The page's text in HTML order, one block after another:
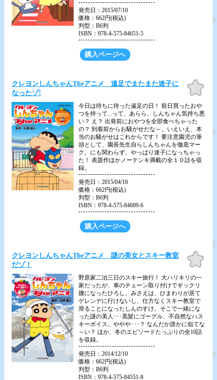
発売日：2015/07/10
価格：662円(税込)
判型：B6判
ISBN：978-4-575-84651-5
購入ページへ
クレヨンしんちゃんTheアニメ 遠足でまたまた迷子に
なったゾ!
お気
に入
今日は待ちに待った遠足の日！ 前日買ったおや
つを持って...って、あらら、しんちゃん気持ち悪
い？ え？ 出発前におやつを全部食べちゃった
の？ 到着前からお騒がせだな～。いえいえ、本
当のお騒がせはこれからです！ 要注意園児の筆
頭として、園長先生自らしんちゃんを徹底マー
ク。にも関わらず、やっぱり迷子になっちゃっ
た！ 表題作ほかノーテンキ満載の全１０話を収
録。
発売日：2015/04/10
価格：662円(税込)
判型：B6判
ISBN：978-4-575-84609-6
購入ページへ
クレヨンしんちゃんTheアニメ 謎の美女とスキー教室
だゾ！
お気
に入
野原家二泊三日のスキー旅行！ 大ハリキリの一
家だったが、車のチェーン取り付けでギックリ
腰になったひろし。みさえは、ひまわりが居て
ゲレンデに行けないし、仕方なくスキー教室で
滑ることになったしんのすけ。そこで一緒にな
った謎の美人･･･黒髪にゴーグル、不自然なハス
キーボイス。ややや･･･？ なんだか誰かに似てな
～い？ ほか、冬のエピソードたっぷりの全10話
を収録。
発売日：2014/12/10
価格：662円(税込)
判型：B6判
ISBN：978-4-575-84551-8